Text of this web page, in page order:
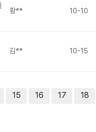
황** 10-10
김** 10-15
15 16 17
18